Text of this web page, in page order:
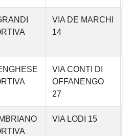
VIA DE MARCHI
14
VIA CONTI DI
OFFANENGO
27
VIA LODI 15